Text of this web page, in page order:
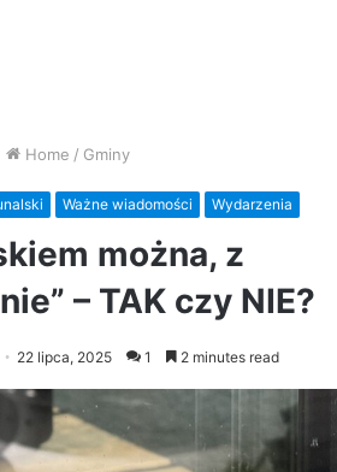
Home / Gminy
Ważne wiadomości Wydarzenia
można, z
– TAK czy NIE?
22 lipca, 2025 1 2 minutes read